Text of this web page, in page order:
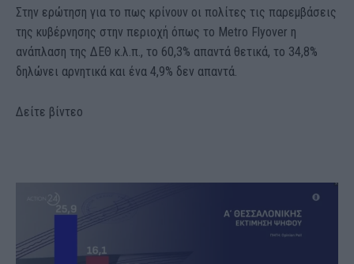
Στην ερώτηση για το πως κρίνουν οι πολίτες τις παρεμβάσεις
της κυβέρνησης στην περιοχή όπως το Metro Flyover η
ανάπλαση της ΔΕΘ κ.λ.π., το 60,3% απαντά θετικά, το 34,8%
δηλώνει αρνητικά και ένα 4,9% δεν απαντά.
Δείτε βίντεο